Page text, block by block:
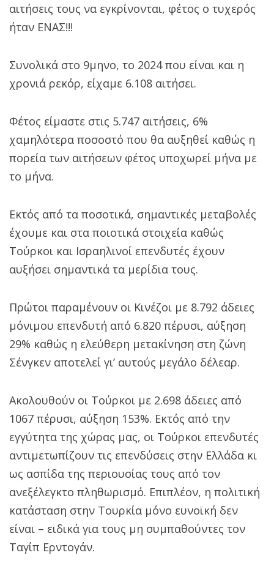
αιτήσεις τους να εγκρίνονται, φέτος ο τυχερός
ήταν ΕΝΑΣ!!!
Συνολικά στο 9μηνο, το 2024 που είναι και η
χρονιά ρεκόρ, είχαμε 6.108 αιτήσει.
Φέτος είμαστε στις 5.747 αιτήσεις, 6%
χαμηλότερα ποσοστό που θα αυξηθεί καθώς η
πορεία των αιτήσεων φέτος υποχωρεί μήνα με
το μήνα.
Εκτός από τα ποσοτικά, σημαντικές μεταβολές
έχουμε και στα ποιοτικά στοιχεία καθώς
Τούρκοι και Ισραηλινοί επενδυτές έχουν
αυξήσει σημαντικά τα μερίδια τους.
Πρώτοι παραμένουν οι Κινέζοι με 8.792 άδειες
μόνιμου επενδυτή από 6.820 πέρυσι, αύξηση
29% καθώς η ελεύθερη μετακίνηση στη ζώνη
Σένγκεν αποτελεί γι’ αυτούς μεγάλο δέλεαρ.
Ακολουθούν οι Τούρκοι με 2.698 άδειες από
1067 πέρυσι, αύξηση 153%. Εκτός από την
εγγύτητα της χώρας μας, οι Τούρκοι επενδυτές
αντιμετωπίζουν τις επενδύσεις στην Ελλάδα κι
ως ασπίδα της περιουσίας τους από τον
ανεξέλεγκτο πληθωρισμό. Επιπλέον, η πολιτική
κατάσταση στην Τουρκία μόνο ευνοϊκή δεν
είναι – ειδικά για τους μη συμπαθούντες τον
Ταγίπ Ερντογάν.